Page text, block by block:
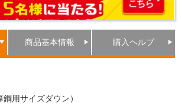
商品基本情報 購入ヘルプ
用サイズダウン）